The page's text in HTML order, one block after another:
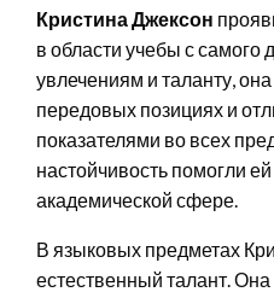
Кристина Джексон
в области учебы с самого
увлечениям и таланту,
передовых позициях и
показателями во всех
настойчивость помогли
академической сфере.
В языковых предметах
естественный талант.